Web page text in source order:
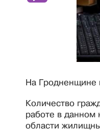
На Гродненщине
Количество
работе в данном
области